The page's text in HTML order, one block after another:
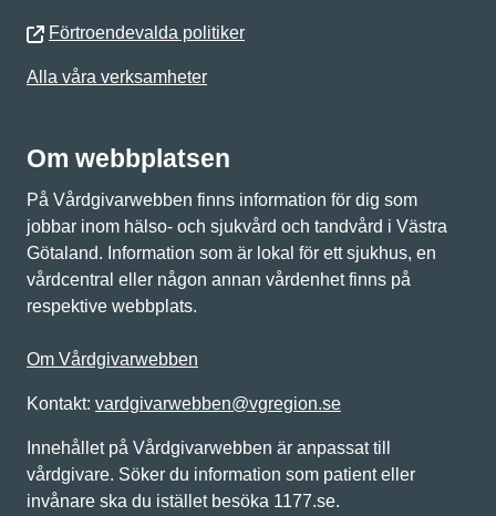
Förtroendevalda politiker
Alla våra verksamheter
Om webbplatsen
På Vårdgivarwebben finns information för dig som
jobbar inom hälso- och sjukvård och tandvård i Västra
Götaland. Information som är lokal för ett sjukhus, en
vårdcentral eller någon annan vårdenhet finns på
respektive webbplats.
Om Vårdgivarwebben
Kontakt: vardgivarwebben@vgregion.se
Innehållet på Vårdgivarwebben är anpassat till
vårdgivare. Söker du information som patient eller
invånare ska du istället besöka 1177.se.